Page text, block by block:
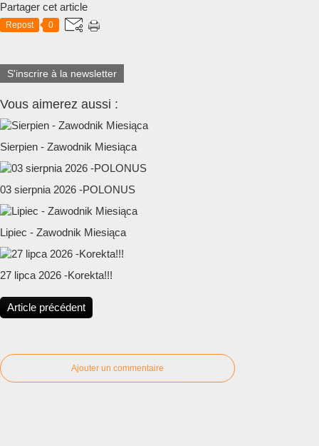
Partager cet article
Repost 0
S'inscrire à la newsletter
Vous aimerez aussi :
Sierpien - Zawodnik Miesiąca
03 sierpnia 2026 -POLONUS
Lipiec - Zawodnik Miesiąca
27 lipca 2026 -Korekta!!!
Article précédent
Ajouter un commentaire